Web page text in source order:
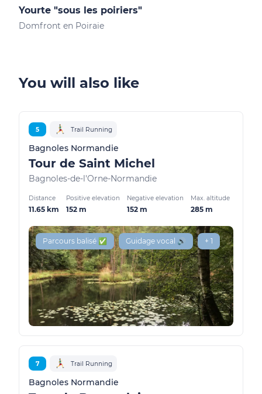
Yourte "sous les poiriers"
Domfront en Poiraie
You will also like
5 Trail Running
Bagnoles Normandie
Tour de Saint Michel
Bagnoles-de-l'Orne-Normandie
Distance
11.65 km
Positive elevation
152 m
Negative elevation
152 m
Max. altitude
285 m
Parcours balisé ✅ Guidage vocal 🔊 + 1
7 Trail Running
Bagnoles Normandie